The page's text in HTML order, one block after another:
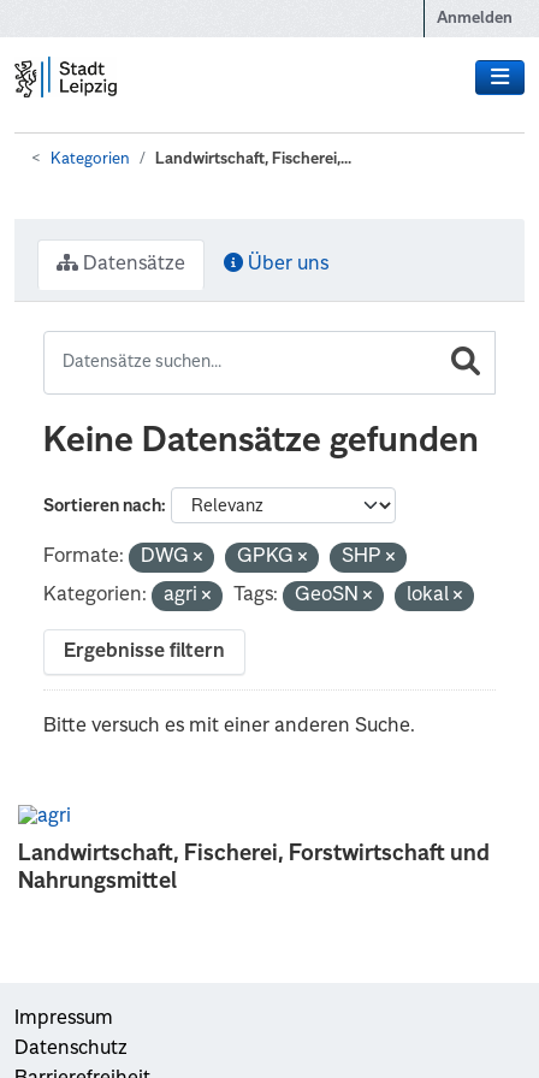
Anmelden
Kategorien Landwirtschaft, Fischerei,...
Landwirtschaft, Fischerei, Forstwirtschaft und
Nahrungsmittel
Datensätze Über uns
Keine Datensätze gefunden
Sortieren nach
Formate: DWG GPKG
SHP
Kategorien:
agri Tags: GeoSN lokal
Ergebnisse filtern
Bitte versuch es mit einer anderen Suche.
Impressum
Datenschutz